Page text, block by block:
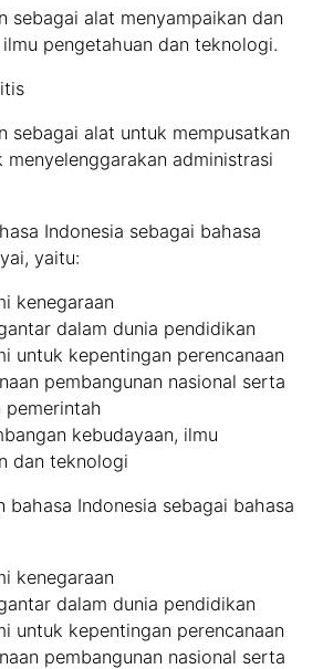
sebagai alat menyampaikan dan
pengetahuan dan teknologi.
sebagai alat untuk mempusatkan
menyelenggarakan administrasi
Indonesia sebagai bahasa
yaitu:
kenegaraan
dalam dunia pendidikan
untuk kepentingan perencanaan
pembangunan nasional serta
pemerintah
kebudayaan, ilmu
dan teknologi
bahasa Indonesia sebagai bahasa
kenegaraan
dalam dunia pendidikan
untuk kepentingan perencanaan
pembangunan nasional serta